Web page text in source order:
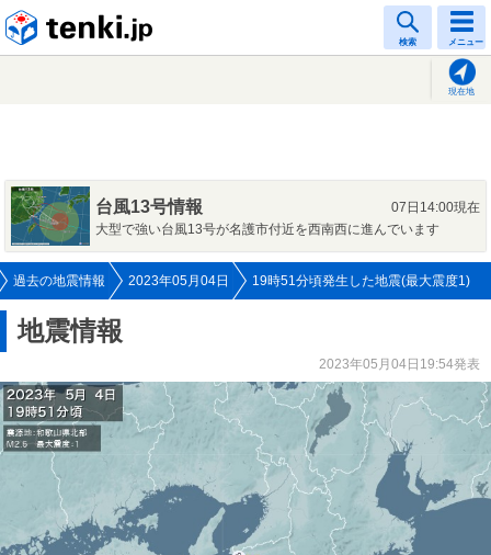
検索 メニュー
現在地
台風13号情報
07日14:00現在
大型で強い台風13号が名護市付近を西南西に進んでいます
過去の地震情報 2023年05月04日 19時51分頃発生した地震(最大震度1)
地震情報
2023年05月04日19:54発表